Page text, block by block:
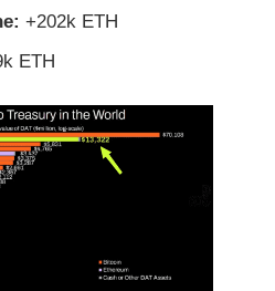
+202k ETH
ETH